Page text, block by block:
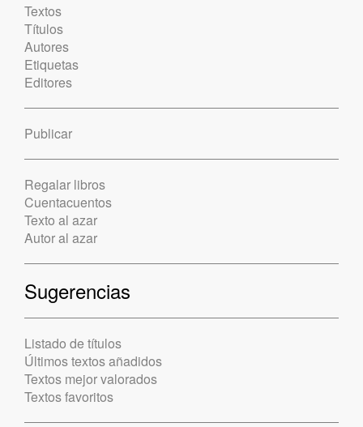
Textos
Títulos
Autores
Etiquetas
Editores
Publicar
Regalar libros
Cuentacuentos
Texto al azar
Autor al azar
Sugerencias
Listado de títulos
Últimos textos añadidos
Textos mejor valorados
Textos favoritos